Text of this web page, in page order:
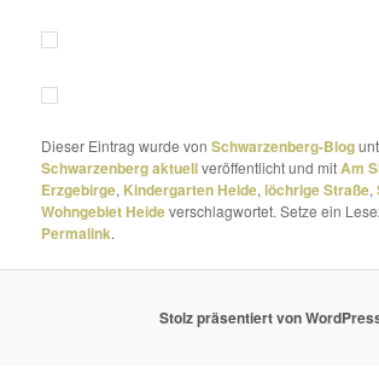
Dieser Eintrag wurde vonSchwarzenberg-Blog
Schwarzenberg aktuellveröffentlicht und mitAm
Erzgebirge, Kindergarten Heide,löchrige Straße,
Wohngebiet Heideverschlagwortet. Setze ein
Permalink.
Stolz präsentiert von